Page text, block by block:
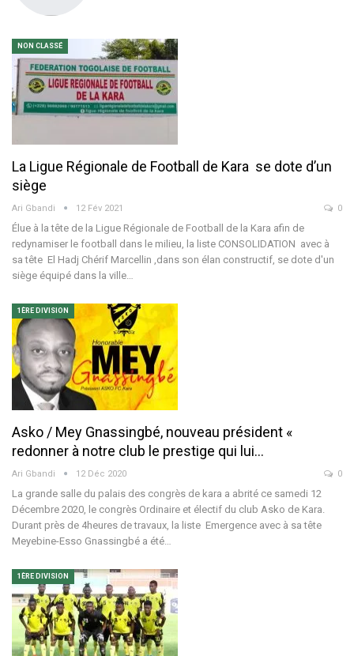
NON CLASSÉ
La Ligue Régionale de Football de Kara se dote d’un
siège
Ari Gbandi 12 Fév 2021 0
Élue à la tête de la Ligue Régionale de Football de la Kara afin de
redynamiser le football dans le milieu, la liste CONSOLIDATION avec à
sa tête El Hadj Chérif Marcellin ,dans son élan constructif, se dote d'un
siège équipé dans la ville…
1ÈRE DIVISION
Asko / Mey Gnassingbé, nouveau président «
redonner à notre club le prestige qui lui…
Ari Gbandi 12 Déc 2020 0
La grande salle du palais des congrès de kara a abrité ce samedi 12
Décembre 2020, le congrès Ordinaire et électif du club Asko de Kara.
Durant près de 4heures de travaux, la liste Emergence avec à sa tête
Meyebine-Esso Gnassingbé a été…
1ÈRE DIVISION